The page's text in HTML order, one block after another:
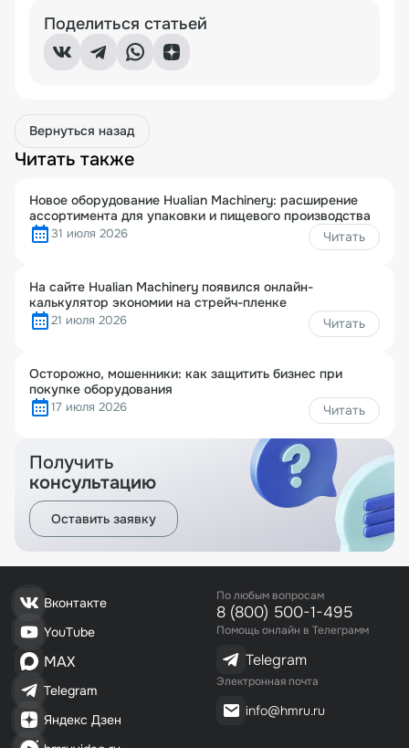
Поделиться статьей
Вернуться назад
Читать также
Новое оборудование Hualian Machinery: расширение
ассортимента для упаковки и пищевого производства
31 июля 2026 Читать
На сайте Hualian Machinery появился онлайн-
калькулятор экономии на стрейч-пленке
21 июля 2026 Читать
Осторожно, мошенники: как защитить бизнес при
покупке оборудования
17 июля 2026 Читать
Получить
консультацию
Оставить заявку
Вконтакте
YouTube
MAX
Telegram
Яндекс Дзен
По любым вопросам
8 (800) 500-1-495
Помощь онлайн в Телеграмм
Telegram
Электронная почта
info@hmru.ru